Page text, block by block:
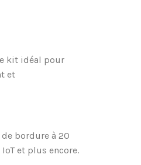
kit idéal pour
et
bordure à 20
et plus encore.